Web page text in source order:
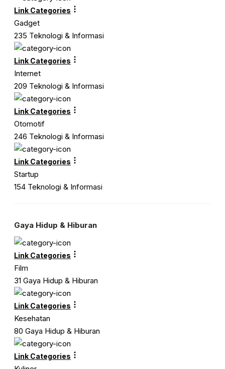
Link Categories
Gadget
235 Teknologi & Informasi
Link Categories
Internet
209 Teknologi & Informasi
Link Categories
Otomotif
246 Teknologi & Informasi
Link Categories
Startup
154 Teknologi & Informasi
Gaya Hidup & Hiburan
Link Categories
Film
31 Gaya Hidup & Hiburan
Link Categories
Kesehatan
80 Gaya Hidup & Hiburan
Link Categories